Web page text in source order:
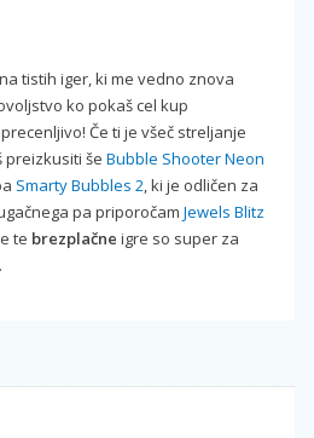
tistih iger, ki me vedno znova
ko pokaš cel kup
Če ti je všeč streljanje
preizkusiti še Bubble Shooter Neon
Smarty Bubbles 2, ki je odličen za
pa priporočam Jewels Blitz
te brezplačne igre so super za